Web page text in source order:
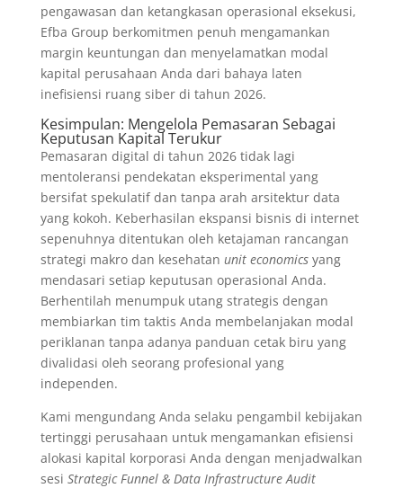
pengawasan dan ketangkasan operasional eksekusi,
Efba Group berkomitmen penuh mengamankan
margin keuntungan dan menyelamatkan modal
kapital perusahaan Anda dari bahaya laten
inefisiensi ruang siber di tahun 2026.
Kesimpulan: Mengelola Pemasaran Sebagai
Keputusan Kapital Terukur
Pemasaran digital di tahun 2026 tidak lagi
mentoleransi pendekatan eksperimental yang
bersifat spekulatif dan tanpa arah arsitektur data
yang kokoh. Keberhasilan ekspansi bisnis di internet
sepenuhnya ditentukan oleh ketajaman rancangan
strategi makro dan kesehatan unit economicsyang
mendasari setiap keputusan operasional Anda.
Berhentilah menumpuk utang strategis dengan
membiarkan tim taktis Anda membelanjakan modal
periklanan tanpa adanya panduan cetak biru yang
divalidasi oleh seorang profesional yang
independen.
Kami mengundang Anda selaku pengambil kebijakan
tertinggi perusahaan untuk mengamankan efisiensi
alokasi kapital korporasi Anda dengan menjadwalkan
sesi Strategic Funnel & Data Infrastructure Audit